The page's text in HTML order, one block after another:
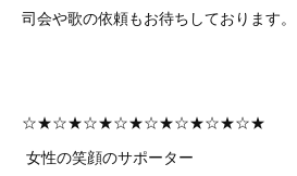
司会や歌の依頼もお待ちしております。
☆★☆★☆★☆★☆★☆★☆★☆★
女性の笑顔のサポーター